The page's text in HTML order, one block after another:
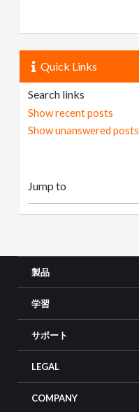
Quick Links
Search links
Show recent posts
Show unanswered posts
製品
学習
サポート
LEGAL
COMPANY